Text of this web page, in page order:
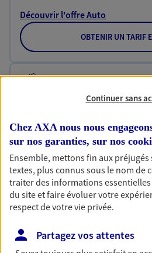
Découvrir l'offre Auto
OBTENIR UN TARIF
Gagnez en simplicité et en
unique pour protéger vos
équipements et stocks…
responsabilité civile.
Découvrir l'offre Multirisque
DEMANDER UN
Assurance
Continuer sans
Chez AXA nous nous
sur nos garanties, sur nos
Ensemble, mettons fin aux
textes, plus connus sous le nom de
traiter des informations
du site et faire évoluer votre
respect de votre vie privée.
Partagez vos attentes